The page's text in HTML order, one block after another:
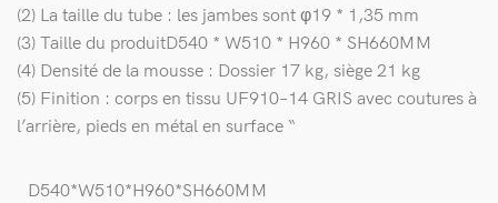
(2) La taille du tube : les jambes sont φ19 * 1 ,35 mm
(3) Taille du produitD540 * W510 * H960 * SH660MM
(4) Densité de la mousse : Dossier 17 kg, siège 21 kg
(5) Finition : corps en tissu UF910–14 GRIS avec coutures à
l’arrière, pieds en métal en surface “
D540*W510*H960*SH660MM